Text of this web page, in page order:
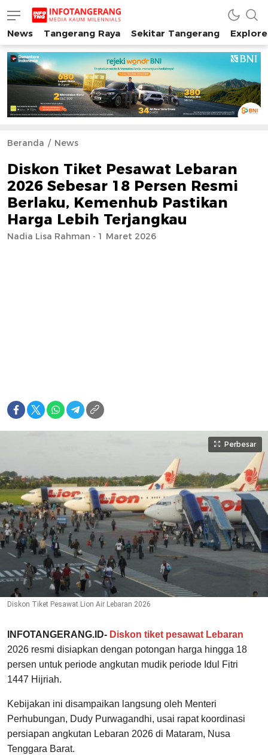
INFO TANGERANG
Media Kaum Millenials Tangerang Raya
News Tangerang Raya Sekitar Tangerang
Beranda News
Diskon Tiket Pesawat Lebaran
2026 Sebesar 18 Persen Resmi
Berlaku, Kemenhub Pastikan
Harga Lebih Terjangkau
Nadia Lisa Rahman - 1 Maret 2026
Perbesar
Diskon Tiket Pesawat Lion Air Lebaran 2026
INFOTANGERANG.ID- Diskon tiket pesawat Lebaran
2026 resmi disiapkan dengan potongan harga hingga 18
persen untuk periode angkutan mudik periode Idul Fitri
1447 Hijriah.
Kebijakan ini disampaikan langsung oleh Menteri
Perhubungan, Dudy Purwagandhi, usai rapat koordinasi
persiapan angkutan Lebaran 2026 di Mataram, Nusa
Tenggara Barat.